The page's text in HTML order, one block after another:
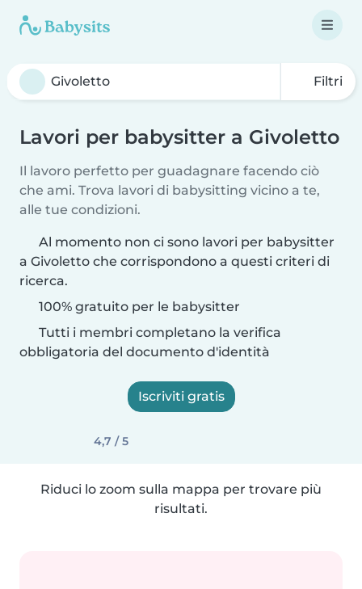
Filtri
Lavori per babysitter a Givoletto
Il lavoro perfetto per guadagnare facendo ciò
che ami. Trova lavori di babysitting vicino a te,
alle tue condizioni.
Al momento non ci sono lavori per babysitter
a Givoletto che corrispondono a questi criteri di
ricerca.
100% gratuito per le babysitter
Tutti i membri completano la verifica
obbligatoria del documento d'identità
Iscriviti gratis
4,7 / 5
Riduci lo zoom sulla mappa per trovare più
risultati.